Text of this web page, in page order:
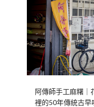
阿傳師手工麻糬｜
裡的50年傳統古早